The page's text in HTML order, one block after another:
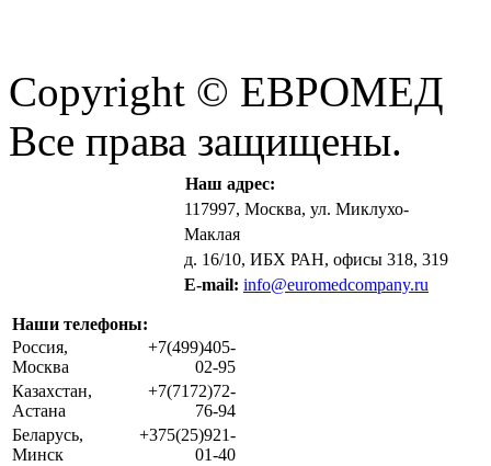
Copyright © ЕВРОМЕД
Все права защищены.
Наш адрес:
117997, Москва, ул. Миклухо-
Маклая
д. 16/10, ИБХ РАН, офисы 318, 319
E-mail: info@euromedcompany.ru
Наши телефоны:
Россия,
Москва
+7(499)405-
02-95
Казахстан,
Астана
+7(7172)72-
76-94
Беларусь,
Минск
+375(25)921-
01-40